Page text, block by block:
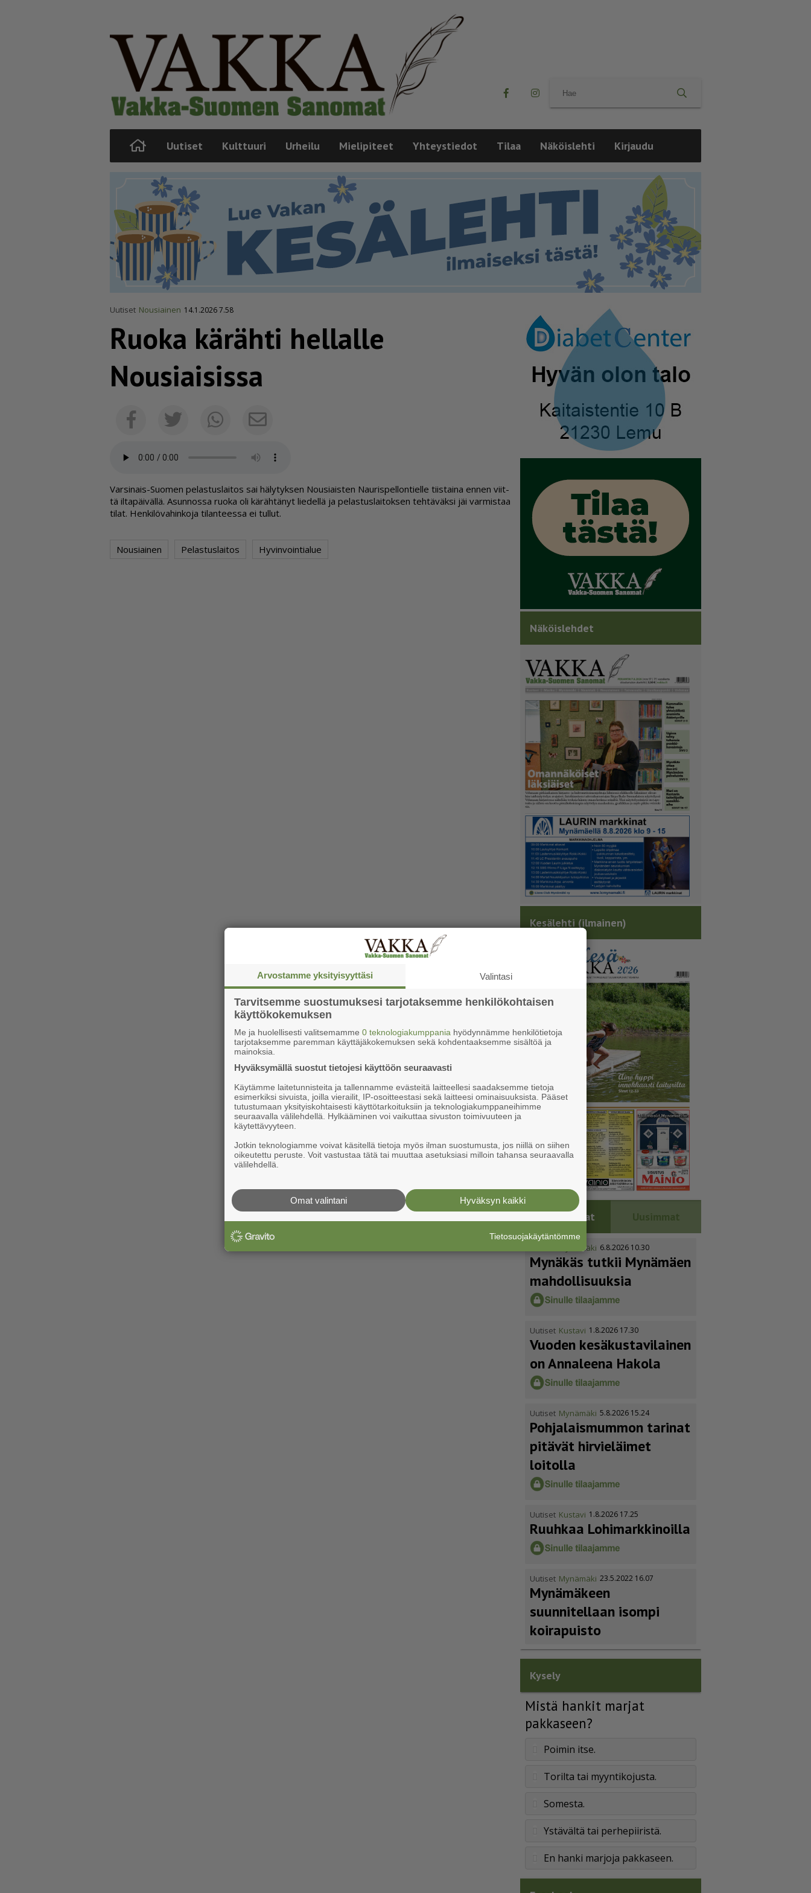
Uutiset Kulttuuri Urheilu Mielipiteet Yhteystiedot Tilaa Näköislehti Kirjaudu
Uutiset Nousiainen 14.1.2026 7.58
Ruoka kärähti hellalle
Nousiaisissa
FacebookTwitterWhatsappSähköposti
Var­si­nais-Suo­men pe­las­tus­lai­tos sai hä­ly­tyk­sen Nou­si­ais­ten Nau­ris­pel­lon­tiel­le tiis­tai­na en­nen viit­
tä il­ta­päi­väl­lä. Asun­nos­sa ruo­ka oli kä­räh­tä­nyt lie­del­lä ja pe­las­tus­lai­tok­sen teh­tä­väk­si jäi var­mis­taa
ti­lat. Hen­ki­lö­va­hin­ko­ja ti­lan­tees­sa ei tul­lut.
Nousiainen Pelastuslaitos Hyvinvointialue
Näköislehdet
Kesälehti (ilmainen)
Luetuimmat Uusimmat
Mynämäki 6.8.2026 10.30
Mynäkäs tutkii Mynämäen
mahdol­li­suuksia
Uutiset Kustavi 1.8.2026 17.30
Vuoden kesäkus­ta­vi­lainen
on Annaleena Hakola
Uutiset Mynämäki 5.8.2026 15.24
Pohja­lais­mummon tarinat
pitävät hirvieläimet
loitolla
Uutiset Kustavi 1.8.2026 17.25
Ruuhkaa Lohimark­ki­noilla
Uutiset Mynämäki 23.5.2022 16.07
Mynämäkeen
suunnitellaan isompi
koirapuisto
Kysely
Mistä hankit marjat
pakkaseen?
Poimin itse.
Torilta tai myyntikojusta.
Somesta.
Ystävältä tai perhepiiristä.
En hanki marjoja pakkaseen.
Arvostamme yksityisyyttäsi Valintasi
Tarvitsemme suostumuksesi tarjotaksemme henkilökohtaisen
käyttökokemuksen
Me ja huolellisesti valitsemamme 0 teknologiakumppania hyödynnämme henkilötietoja
tarjotaksemme paremman käyttäjäkokemuksen sekä kohdentaaksemme sisältöä ja
mainoksia.
Hyväksymällä suostut tietojesi käyttöön seuraavasti
Käytämme laitetunnisteita ja tallennamme evästeitä laitteellesi saadaksemme tietoja
esimerkiksi sivuista, joilla vierailit, IP-osoitteestasi sekä laitteesi ominaisuuksista. Pääset
tutustumaan yksityiskohtaisesti käyttötarkoituksiin ja teknologiakumppaneihimme
seuraavalla välilehdellä. Hylkääminen voi vaikuttaa sivuston toimivuuteen ja
käytettävyyteen.
Jotkin teknologiamme voivat käsitellä tietoja myös ilman suostumusta, jos niillä on siihen
oikeutettu peruste. Voit vastustaa tätä tai muuttaa asetuksiasi milloin tahansa seuraavalla
välilehdellä.
Hyväksyn kaikki
Omat valintani
Tietosuojakäytäntömme